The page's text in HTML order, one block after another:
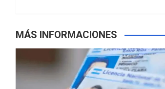
MÁS INFORMACIONES